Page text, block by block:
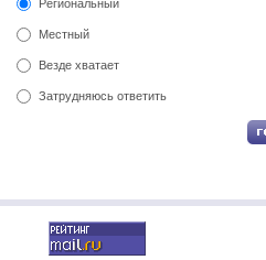
Региональный
Местный
Везде хватает
Затрудняюсь ответить